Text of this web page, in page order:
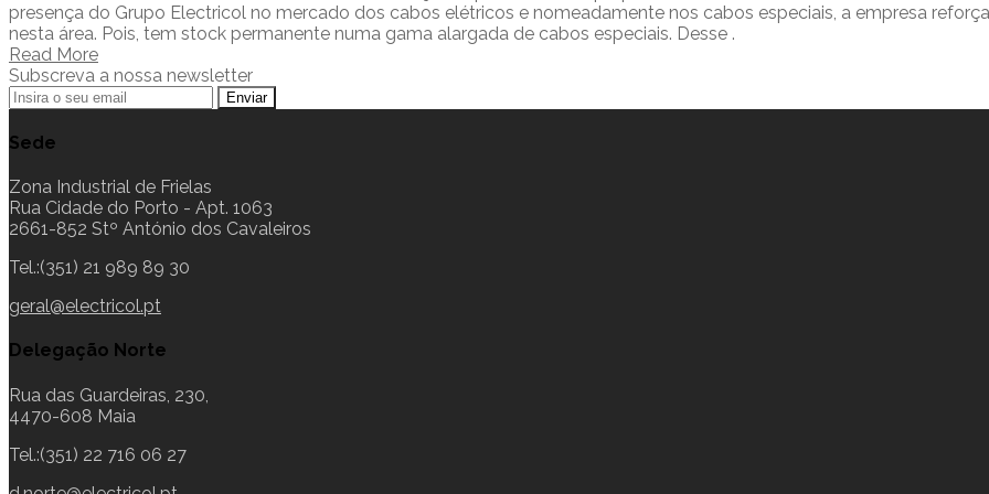
presença do Grupo Electricol no mercado dos cabos elétricos e nomeadamente nos cabos especiais, a empresa
nesta área. Pois, tem stock permanente numa gama alargada de cabos especiais. Desse .
Read More
Subscreva a nossa newsletter
Sede
Zona Industrial de Frielas
Rua Cidade do Porto - Apt. 1063
2661-852 Stº António dos Cavaleiros
Tel.:(351) 21 989 89 30
geral@electricol.pt
Delegação Norte
Rua das Guardeiras, 230,
4470-608 Maia
Tel.:(351) 22 716 06 27